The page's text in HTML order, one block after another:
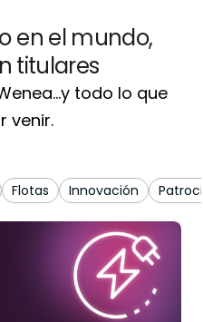
en el mundo,
titulares
todo lo que
venir.
Flotas Innovación